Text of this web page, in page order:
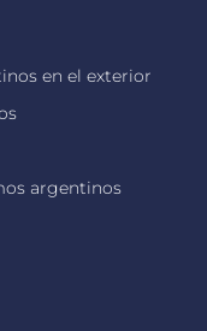
en el exterior
argentinos